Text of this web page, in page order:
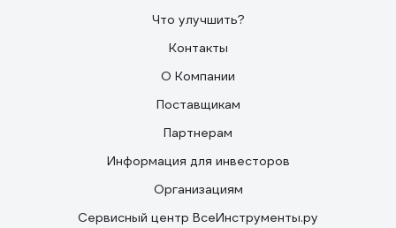
Что улучшить?
Контакты
О Компании
Поставщикам
Партнерам
Информация для инвесторов
Организациям
Сервисный центр ВсеИнструменты.ру